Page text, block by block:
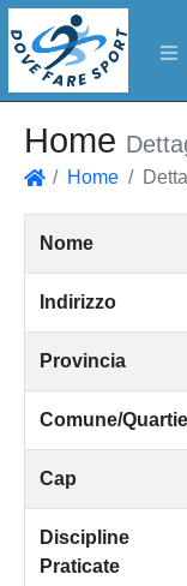
Home
Home
Nome
Indirizzo
Provincia
Comune/
Cap
Discipline
Praticate